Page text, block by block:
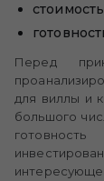
Перед
для виллы и
большого